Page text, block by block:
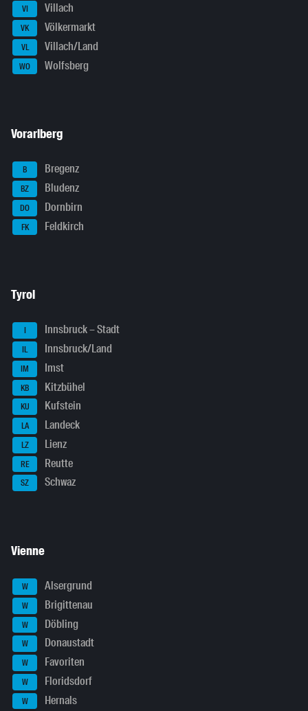
VI Villach
VK Völkermarkt
VL Villach/Land
WO Wolfsberg
Vorarlberg
B Bregenz
BZ Bludenz
DO Dornbirn
FK Feldkirch
Tyrol
I Innsbruck – Stadt
IL Innsbruck/Land
IM Imst
KB Kitzbühel
KU Kufstein
LA Landeck
LZ Lienz
RE Reutte
SZ Schwaz
Vienne
W Alsergrund
W Brigittenau
W Döbling
W Donaustadt
W Favoriten
W Floridsdorf
W Hernals